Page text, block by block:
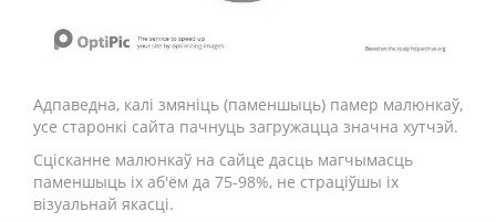
Адпаведна, калі змяніць (паменшыць) памер малюнкаў,
усе старонкі сайта пачнуць загружацца значна хутчэй.
Сцісканне малюнкаў на сайце дасць магчымасць
паменшыць іх аб'ём да 75-98%, не страціўшы іх
візуальнай якасці.